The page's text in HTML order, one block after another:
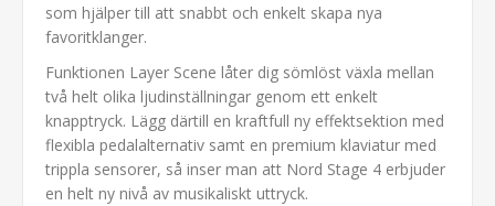
som hjälper till att snabbt och enkelt skapa nya
favoritklanger.
Funktionen Layer Scene låter dig sömlöst växla mellan
två helt olika ljudinställningar genom ett enkelt
knapptryck. Lägg därtill en kraftfull ny effektsektion med
flexibla pedalalternativ samt en premium klaviatur med
trippla sensorer, så inser man att Nord Stage 4 erbjuder
en helt ny nivå av musikaliskt uttryck.